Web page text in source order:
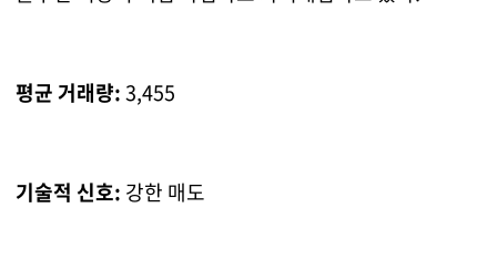
평균 거래량:3,455
기술적 신호: 강한 매도